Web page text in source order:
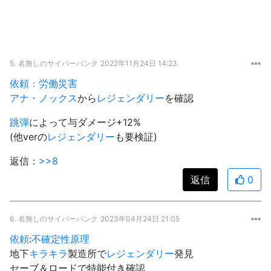
5. 名無しのサイバーパンク 2022年11月24日 14:23
依頼：労働災害
アナ・ノックスから レジェンダリーを確認
跳弾によって与ダメージ+12%
(他verのレジェンダリー も要検証)
返信： >>8
返信
0
6. 名無しのサイバーパンク 2023年04月24日 21:05
依頼:不確定性原理
地下キラキラ製造所でレジェンダリー発見
セーブ＆ロードで特能付き確認